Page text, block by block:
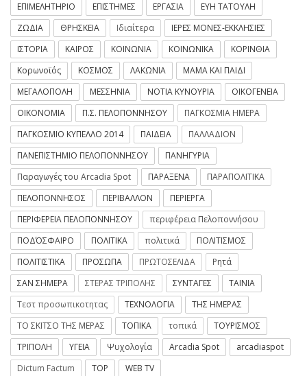
ΕΠΙΜΕΛΗΤΗΡΙΟ
ΕΠΙΣΤΗΜΕΣ ΕΡΓΑΣΙΑ
ΕΥΗ ΤΑΤΟΥΛΗ
ΖΩΔΙΑ
ΘΡΗΣΚΕΙΑ Ιδιαίτερα
ΙΕΡΕΣ ΜΟΝΕΣ-ΕΚΚΛΗΣΙΕΣ
ΙΣΤΟΡΙΑ
ΚΑΙΡΟΣ ΚΟΙΝΩΝΙΑ ΚΟΙΝΩΝΙΚΑ
ΚΟΡΙΝΘΙΑ
Κορωνοϊός
ΚΟΣΜΟΣ ΛΑΚΩΝΙΑ
ΜΑΜΑ ΚΑΙ ΠΑΙΔΙ
ΜΕΓΑΛΟΠΟΛΗ
ΜΕΣΣΗΝΙΑ ΝΟΤΙΑ ΚΥΝΟΥΡΙΑ
ΟΙΚΟΓΕΝΕΙΑ
ΟΙΚΟΝΟΜΙΑ
Π.Σ. ΠΕΛΟΠΟΝΝΗΣΟΥ
ΠΑΓΚΟΣΜΙΑ ΗΜΕΡΑ
ΠΑΓΚΟΣΜΙΟ ΚΥΠΕΛΛΟ 2014
ΠΑΙΔΕΙΑ
ΠΑΛΛΑΔΙΟΝ
ΠΑΝΕΠΙΣΤΗΜΙΟ ΠΕΛΟΠΟΝΝΗΣΟΥ
ΠΑΝΗΓΥΡΙΑ
Παραγωγές του Arcadia Spot
ΠΑΡΑΞΕΝΑ
ΠΑΡΑΠΟΛΙΤΙΚΑ
ΠΕΛΟΠΟΝΝΗΣΟΣ
ΠΕΡΙΒΑΛΛΟΝ
ΠΕΡΙΕΡΓΑ
ΠΕΡΙΦΕΡΕΙΑ ΠΕΛΟΠΟΝΝΗΣΟΥ
περιφέρεια Πελοποννήσου
ΠΟΔΌΣΦΑΙΡΟ
ΠΟΛΙΤΙΚΑ πολιτικά
ΠΟΛΙΤΙΣΜΟΣ
ΠΟΛΙΤΙΣΤΙΚΑ
ΠΡΟΣΩΠΑ ΠΡΩΤΟΣΕΛΙΔΑ
Ρητά
ΣΑΝ ΣΗΜΕΡΑ
ΣΤΕΡΑΣ ΤΡΙΠΟΛΗΣ ΣΥΝΤΑΓΕΣ
ΤΑΙΝΙΑ
Τεστ προσωπικοτητας
ΤΕΧΝΟΛΟΓΙΑ
ΤΗΣ ΗΜΕΡΑΣ
ΤΟ ΣΚΙΤΣΟ ΤΗΣ ΜΕΡΑΣ
ΤΟΠΙΚΑ τοπικά
ΤΟΥΡΙΣΜΟΣ
ΤΡΙΠΟΛΗ
ΥΓΕΙΑ Ψυχολογία Arcadia Spot
arcadiaspot
Dictum Factum
TOP WEB TV